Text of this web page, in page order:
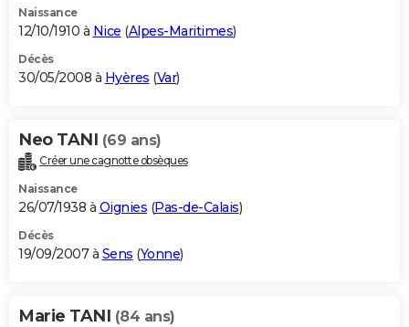
Naissance
12/10/1910 à Nice (Alpes-Maritimes)
Décès
30/05/2008 à Hyères (Var)
Neo TANI (69 ans)
Créer une cagnotte obsèques
Naissance
26/07/1938 à Oignies (Pas-de-Calais)
Décès
19/09/2007 à Sens (Yonne)
Marie TANI (84 ans)